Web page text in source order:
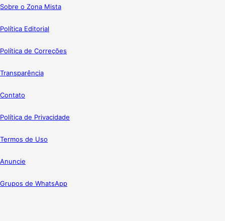
Sobre o Zona Mista
Política Editorial
Política de Correções
Transparência
Contato
Política de Privacidade
Termos de Uso
Anuncie
Grupos de WhatsApp